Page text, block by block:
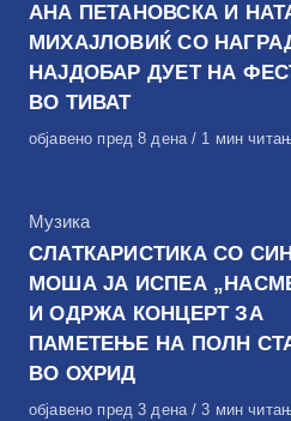
АНА ПЕТАНОВСКА И
МИХАЈЛОВИЌ СО
НАЈДОБАР ДУЕТ НА
ВО ТИВАТ
Објавено
објавено пред 8 дена 1 мин
КАтегорија
Музика
СЛАТКАРИСТИКА СО
МОША ЈА ИСПЕА
И ОДРЖА КОНЦЕРТ ЗА
ПАМЕТЕЊЕ НА ПОЛН
ВО ОХРИД
Објавено
објавено пред 3 дена 3 мин